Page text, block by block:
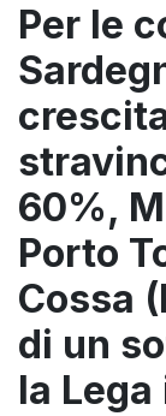
Per le
60%,
Porto
Cossa
di un
la